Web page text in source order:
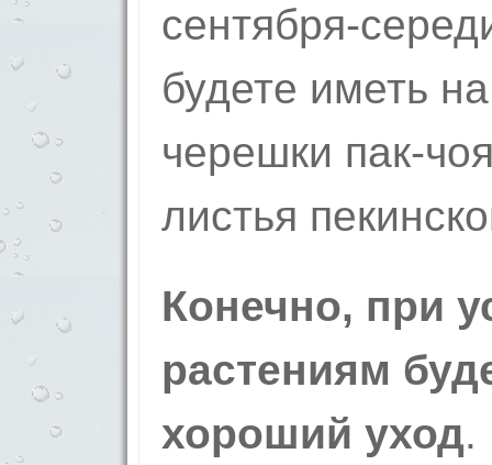
сентября-
будете иметь
черешки пак-
листья
Конечно, при
растениям
хороший уход.